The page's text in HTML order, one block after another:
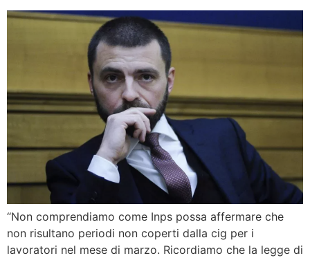
“Non comprendiamo come Inps possa affermare che
non risultano periodi non coperti dalla cig per i
lavoratori nel mese di marzo. Ricordiamo che la legge di